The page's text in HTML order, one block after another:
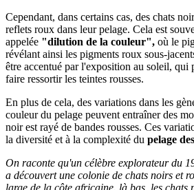
Cependant, dans certains cas, des chats
reflets roux dans leur pelage. Cela est
appelée "dilution de la couleur", où le
révélant ainsi les pigments roux sous-
être accentué par l'exposition au soleil, qui
faire ressortir les teintes rousses.
En plus de cela, des variations dans les
couleur du pelage peuvent entraîner des
noir est rayé de bandes rousses. Ces
la diversité et à la complexité du pelage
On raconte qu'un célèbre explorateur du
a découvert une colonie de chats noirs et
large de la côte africaine. là bas, les chats